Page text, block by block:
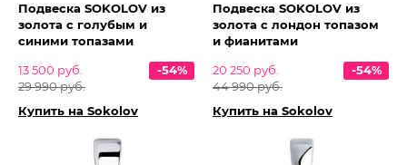
Подвеска SOKOLOV из
золота с голубым и
синими топазами
13 500 руб.
29 990 руб.
-54%
Купить на Sokolov
Подвеска SOKOLOV из
золота с лондон топазом
и фианитами
20 250 руб.
44 990 руб.
-54%
Купить на Sokolov